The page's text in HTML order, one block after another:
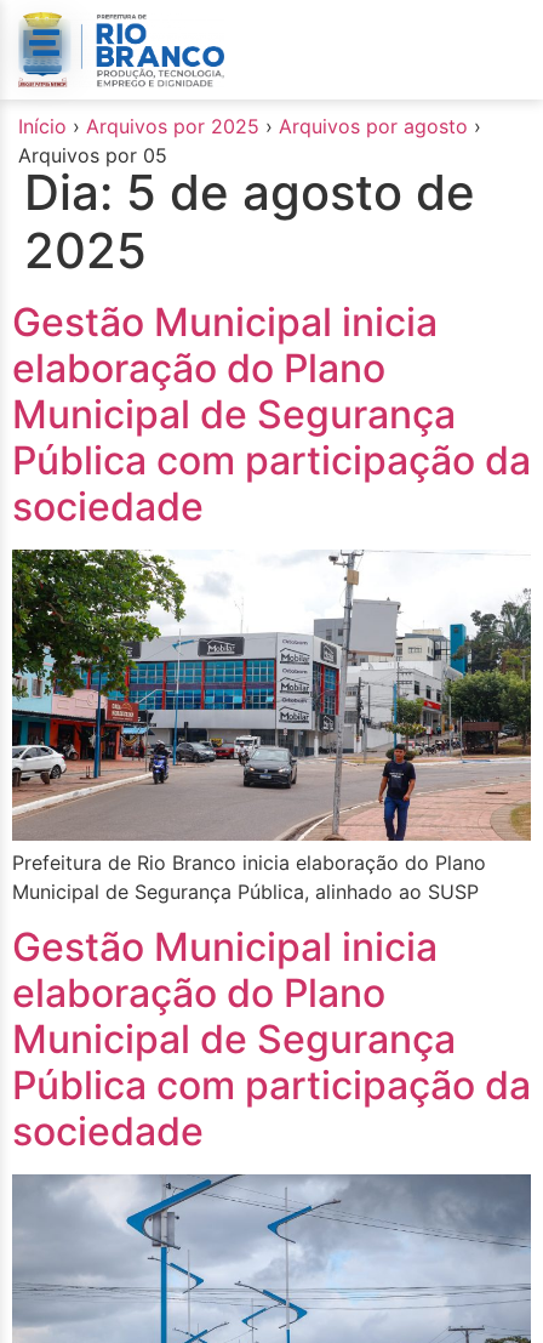
conteúdo
Início › Arquivos por 2025 › Arquivos por agosto ›
Arquivos por 05
Dia: 5 de agosto de
2025
Gestão Municipal inicia
elaboração do Plano
Municipal de Segurança
Pública com participação da
sociedade
Prefeitura de Rio Branco inicia elaboração do Plano
Municipal de Segurança Pública, alinhado ao SUSP
Gestão Municipal inicia
elaboração do Plano
Municipal de Segurança
Pública com participação da
sociedade